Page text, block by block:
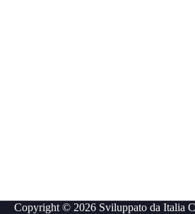
Copyright © 2026 Sviluppato daItalia